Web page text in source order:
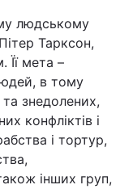
людському
Тарксон,
мета –
в тому
знедолених,
конфліктів і
і тортур,
інших груп,